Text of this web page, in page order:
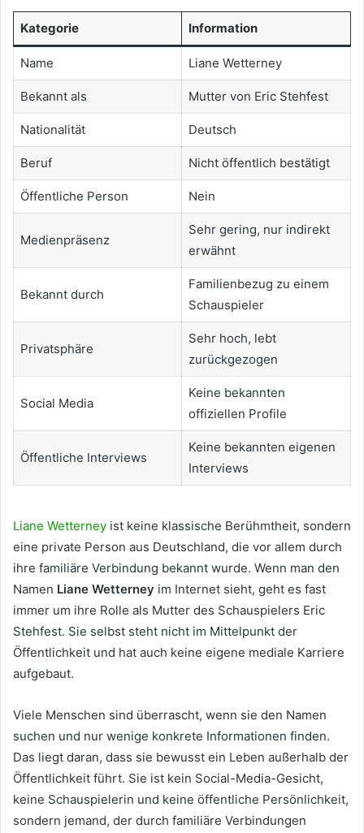
Kategorie Information
Name Liane Wetterney
Bekannt als Mutter von Eric Stehfest
Nationalität Deutsch
Beruf Nicht öffentlich bestätigt
Öffentliche Person Nein
Medienpräsenz
Sehr gering, nur indirekt
erwähnt
Bekannt durch
Familienbezug zu einem
Schauspieler
Privatsphäre
Sehr hoch, lebt
zurückgezogen
Social Media
Keine bekannten
offiziellen Profile
Öffentliche Interviews
Keine bekannten eigenen
Interviews
Liane Wetterney ist keine klassische Berühmtheit, sondern
eine private Person aus Deutschland, die vor allem durch
ihre familiäre Verbindung bekannt wurde. Wenn man den
Namen Liane Wetterney im Internet sieht, geht es fast
immer um ihre Rolle als Mutter des Schauspielers Eric
Stehfest. Sie selbst steht nicht im Mittelpunkt der
Öffentlichkeit und hat auch keine eigene mediale Karriere
aufgebaut.
Viele Menschen sind überrascht, wenn sie den Namen
suchen und nur wenige konkrete Informationen finden.
Das liegt daran, dass sie bewusst ein Leben außerhalb der
Öffentlichkeit führt. Sie ist kein Social-Media-Gesicht,
keine Schauspielerin und keine öffentliche Persönlichkeit,
sondern jemand, der durch familiäre Verbindungen